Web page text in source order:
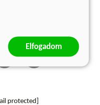
protected]
Elfogadom